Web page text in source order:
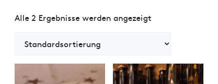
Alle 2 Ergebnisse werden angezeigt